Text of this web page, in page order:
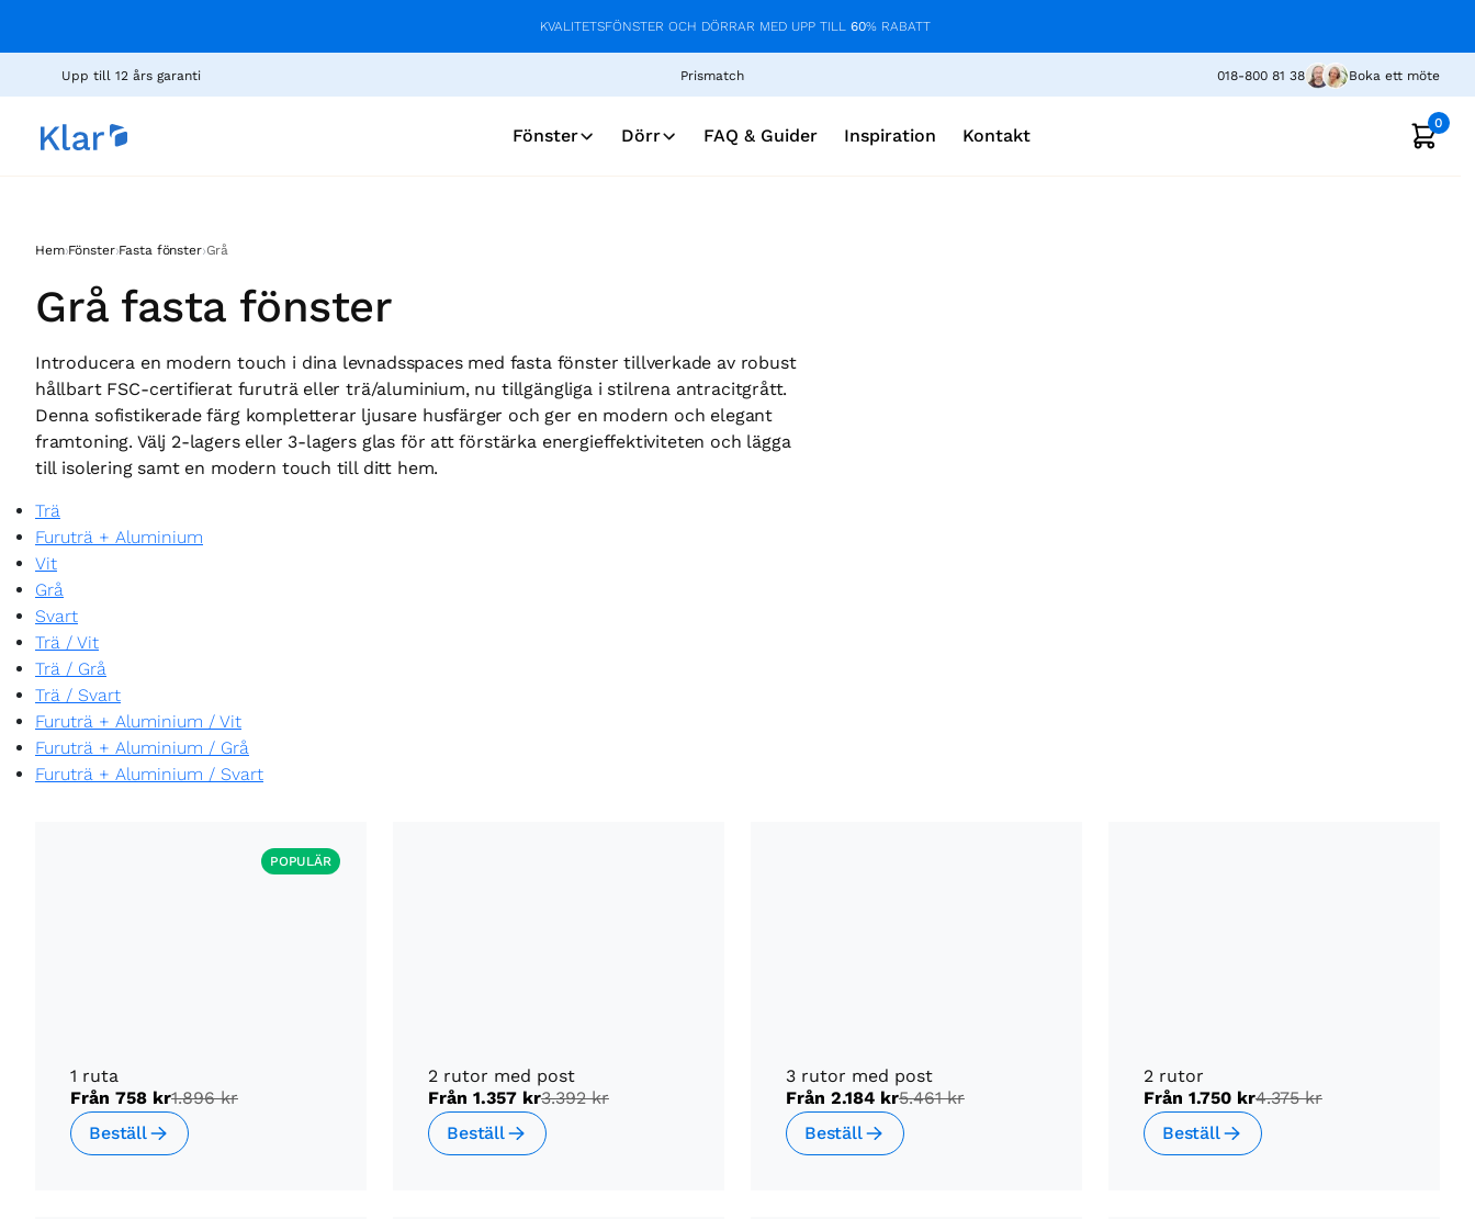
KVALITETSFÖNSTER OCH DÖRRAR MED UPP TILL 60% RABATT
Upp till 12 års garanti Prismatch 018-800 81 38 Boka ett möte
Fönster Dörr FAQ & Guider Inspiration Kontakt
0
Hem›Fönster›Fasta fönster›Grå
Grå fasta fönster
Introducera en modern touch i dina levnadsspaces med fasta fönster tillverkade av robust
hållbart FSC-certifierat furuträ eller trä/aluminium, nu tillgängliga i stilrena antracitgrått.
Denna sofistikerade färg kompletterar ljusare husfärger och ger en modern och elegant
framtoning. Välj 2-lagers eller 3-lagers glas för att förstärka energieffektiviteten och lägga
till isolering samt en modern touch till ditt hem.
Trä
Furuträ + Aluminium
Vit
Grå
Svart
Trä / Vit
Trä / Grå
Trä / Svart
Furuträ + Aluminium / Vit
Furuträ + Aluminium / Grå
Furuträ + Aluminium / Svart
POPULÄR
1 ruta
Från 758 kr1.896 kr
Beställ
2 rutor med post
Från 1.357 kr3.392 kr
Beställ
3 rutor med post
Från 2.184 kr5.461 kr
Beställ
2 rutor
Från 1.750 kr4.375 kr
Beställ